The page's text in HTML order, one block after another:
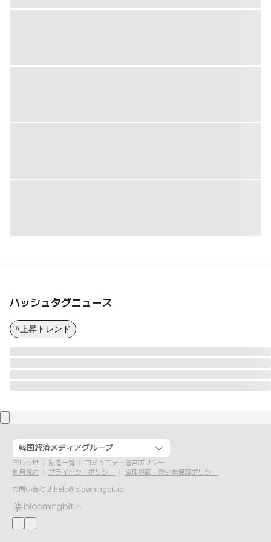
ハッシュタグニュース
#上昇トレンド
韓国経済メディアグループ
おしらせ 記者一覧
コミュニティ運営ポリシー
利用規約
プライバシーポリシー
倫理規範・青少年保護ポリシー
お問い合わせ help@bloomingbit.io